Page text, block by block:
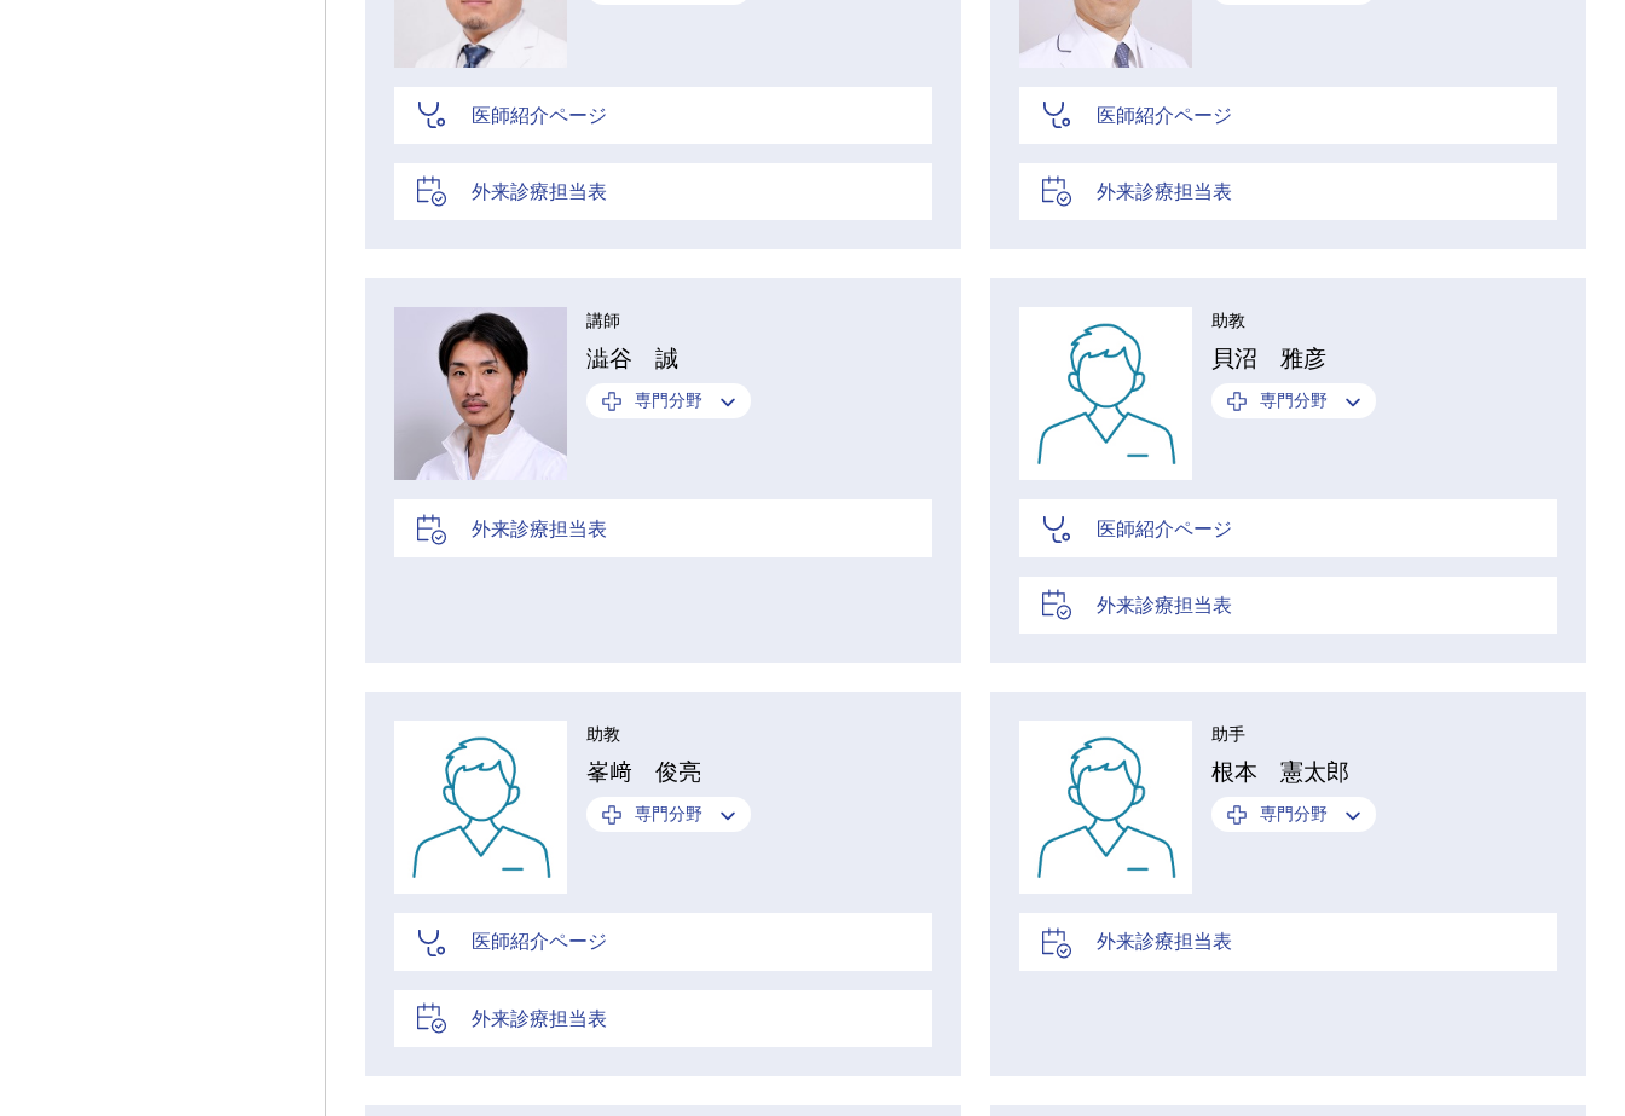
医師紹介ページ
外来診療担当表
医師紹介ページ
外来診療担当表
講師
澁谷 誠
専門分野
外来診療担当表
助教
貝沼 雅彦
専門分野
医師紹介ページ
外来診療担当表
助教
峯﨑 俊亮
専門分野
医師紹介ページ
外来診療担当表
助手
根本 憲太郎
専門分野
外来診療担当表